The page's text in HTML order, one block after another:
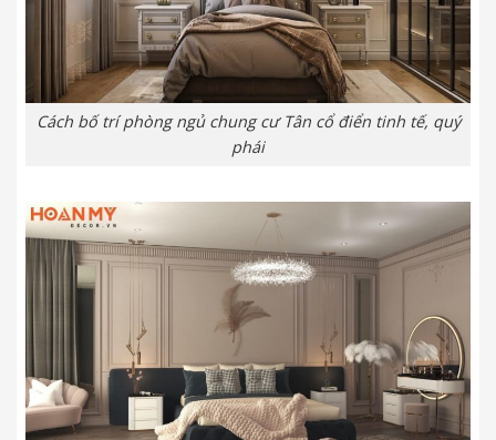
Cách bố trí phòng ngủ chung cư Tân cổ điển tinh tế, quý
phái